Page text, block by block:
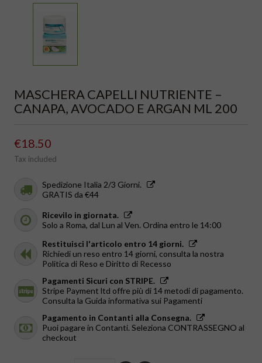
MASCHERA CAPELLI NUTRIENTE –
CANAPA, AVOCADO E ARGAN ML 200
€18.50
Tax included
Spedizione Italia 2/3 Giorni.
GRATIS da €44
Ricevilo in giornata.
Solo a Roma, dal Lun al Ven. Ordina entro le 14:00
Restituisci l'articolo entro 14 giorni.
Richiedi un reso entro 14 giorni, consulta la nostra
Politica di Reso e Diritto di Recesso
Pagamenti Sicuri con STRIPE.
Stripe Payment ltd offre più di 14 metodi di pagamento.
Consulta la Guida informativa sui Pagamenti
Pagamento in Contanti alla Consegna.
Puoi pagare in Contanti. Seleziona CONTRASSEGNO al
checkout